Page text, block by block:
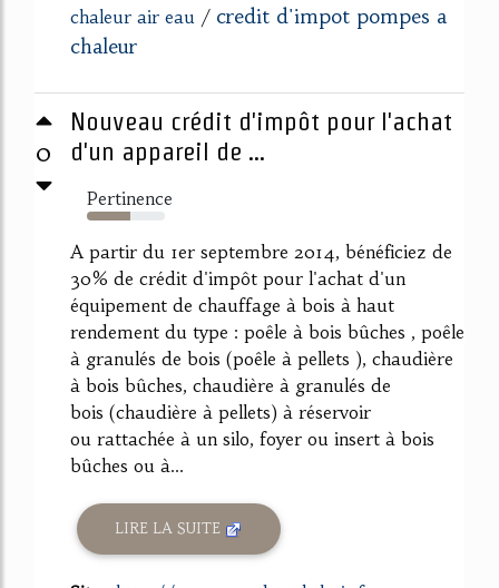
chaleur air eau / credit d'impot pompes a
chaleur
0
Nouveau crédit d'impôt pour l'achat
d'un appareil de ...
Pertinence
55%
A partir du 1er septembre 2014, bénéficiez de
30% de crédit d'impôt pour l'achat d'un
équipement de chauffage à bois à haut
rendement du type : poêle à bois bûches , poêle
à granulés de bois (poêle à pellets ), chaudière
à bois bûches, chaudière à granulés de
bois (chaudière à pellets) à réservoir
ou rattachée à un silo, foyer ou insert à bois
bûches ou à...
LIRE LA SUITE